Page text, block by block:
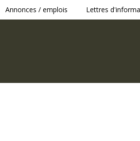
Annonces / emplois Lettres